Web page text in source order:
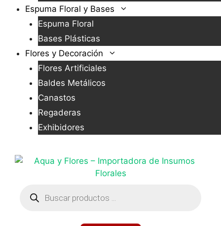
Espuma Floral y Bases
Espuma Floral
Bases Plásticas
Flores y Decoración
Flores Artificiales
Baldes Metálicos
Canastos
Regaderas
Exhibidores
productos